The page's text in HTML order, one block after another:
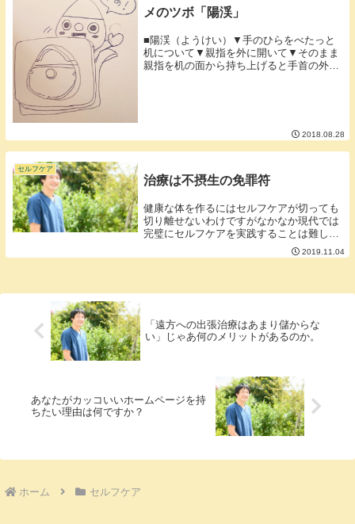
メのツボ「陽渓」
■陽渓（ようけい）▼手のひらをべたっと
机について▼親指を外に開いて▼そのまま
親指を机の面から持ち上げると手首の外側
2018.08.28
セルフケア
治療は不摂生の免罪符
健康な体を作るにはセルフケアが切っても
切り離せないわけですがなかなか現代では
完璧にセルフケアを実践することは難しい
です。健康オタクであっても時間やお金の
縛りがあり時間やお金があるとついついサ
2019.11.04
「遠方への出張治療はあまり儲からな
い」じゃあ何のメリットがあるのか。
あなたがカッコいいホームページを持
ちたい理由は何ですか？
ホーム セルフケア